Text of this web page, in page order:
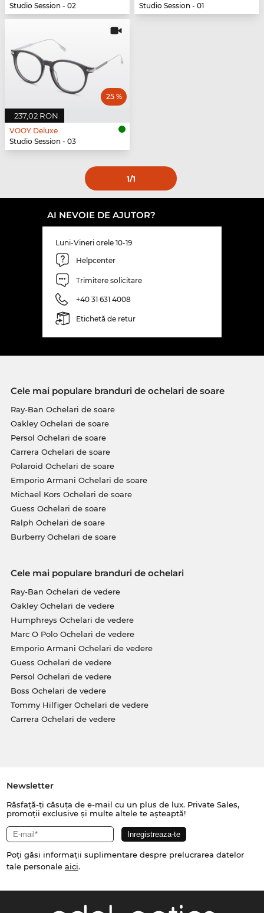
Studio Session - 02
Studio Session - 01
237,02 RON
25 %
VOOY Deluxe
Studio Session - 03
1/1
AI NEVOIE DE AJUTOR?
Luni-Vineri orele 10-19
Helpcenter
Trimitere solicitare
+40 31 631 4008
Etichetă de retur
Cele mai populare branduri de ochelari de soare
Ray-Ban Ochelari de soare
Oakley Ochelari de soare
Persol Ochelari de soare
Carrera Ochelari de soare
Polaroid Ochelari de soare
Emporio Armani Ochelari de soare
Michael Kors Ochelari de soare
Guess Ochelari de soare
Ralph Ochelari de soare
Burberry Ochelari de soare
Cele mai populare branduri de ochelari
Ray-Ban Ochelari de vedere
Oakley Ochelari de vedere
Humphreys Ochelari de vedere
Marc O Polo Ochelari de vedere
Emporio Armani Ochelari de vedere
Guess Ochelari de vedere
Persol Ochelari de vedere
Boss Ochelari de vedere
Tommy Hilfiger Ochelari de vedere
Carrera Ochelari de vedere
Newsletter
Răsfață-ți căsuța de e-mail cu un plus de lux. Private Sales,
promoții exclusive și multe altele te așteaptă!
Poți găsi informații suplimentare despre prelucrarea datelor
tale personale aici.